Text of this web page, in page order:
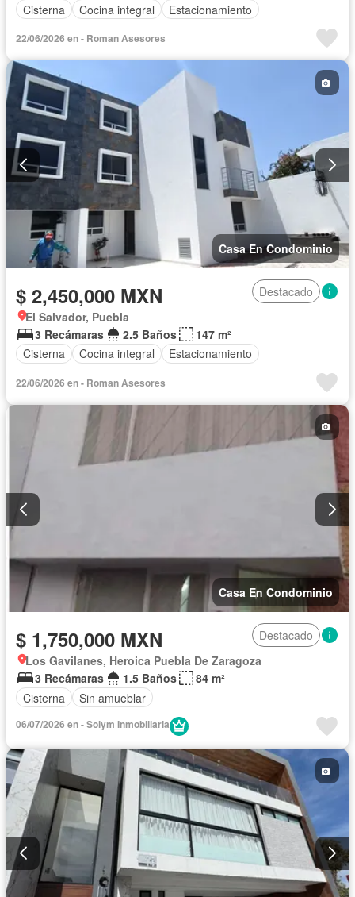
Cisterna
Cocina integral Estacionamiento
22/06/2026 en - Roman Asesores
Casa En Condominio
$ 2,450,000 MXN
Destacado
El Salvador, Puebla
3 Recámaras
2.5 Baños
147 m²
Cisterna
Cocina integral Estacionamiento
22/06/2026 en - Roman Asesores
Casa En Condominio
$ 1,750,000 MXN
Destacado
Los Gavilanes, Heroica Puebla De Zaragoza
3 Recámaras
1.5 Baños
84 m²
Cisterna
Sin amueblar
06/07/2026 en - Solym Inmobiliaria